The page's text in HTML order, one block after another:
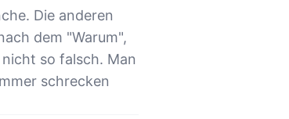
Die anderen
dem "Warum",
so falsch. Man
schrecken